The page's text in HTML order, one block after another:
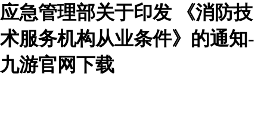
应急管理部关于印发 《消防技
术服务机构从业条件》的通知-
九游官网下载